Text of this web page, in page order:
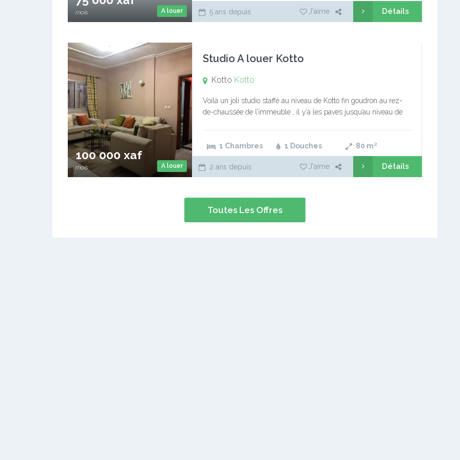
A louer
mois 5 ans depuis J'aime Détails
A louer
100 000 xaf
mois
Studio A louer Kotto
Kotto Kotto
Voilà un joli studio staffé au niveau de Kotto fin goudron au rez-
de-chaussée de l’immeuble , il y’a les pavés jusqu’au niveau de
1 Chambres 1 Douches 80 m²
2 ans depuis J'aime Détails
Toutes Les Offres